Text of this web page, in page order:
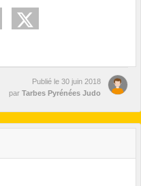
Publié le 30 juin 2018
par Tarbes Pyrénées Judo